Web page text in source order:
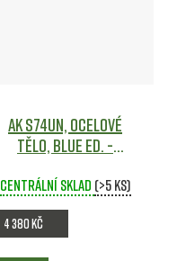
AK S74UN, ocelové
tělo, BLUE Ed. -
Airsoft
Centrální sklad (>5 ks)
4 380 Kč